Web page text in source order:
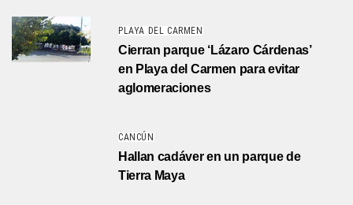
PLAYA DEL CARMEN
Cierran parque ‘Lázaro Cárdenas’
en Playa del Carmen para evitar
aglomeraciones
CANCÚN
Hallan cadáver en un parque de
Tierra Maya